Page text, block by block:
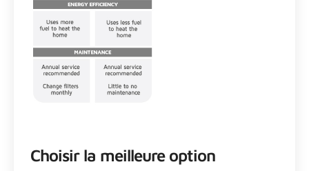
Choisir la meilleure option